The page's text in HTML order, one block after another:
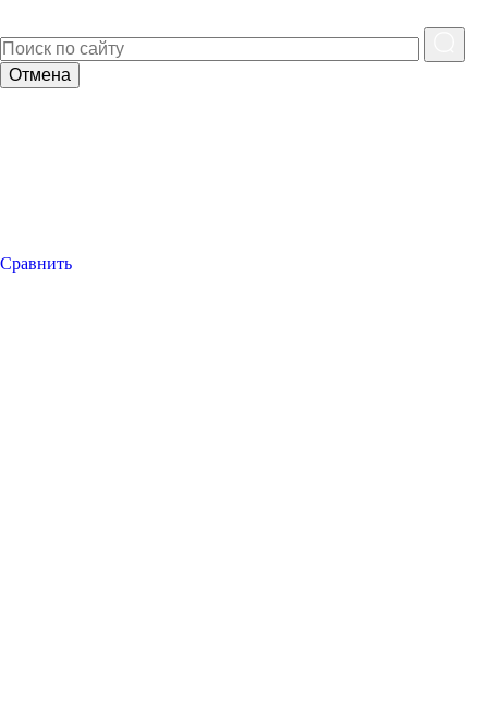
Отмена
Сравнить